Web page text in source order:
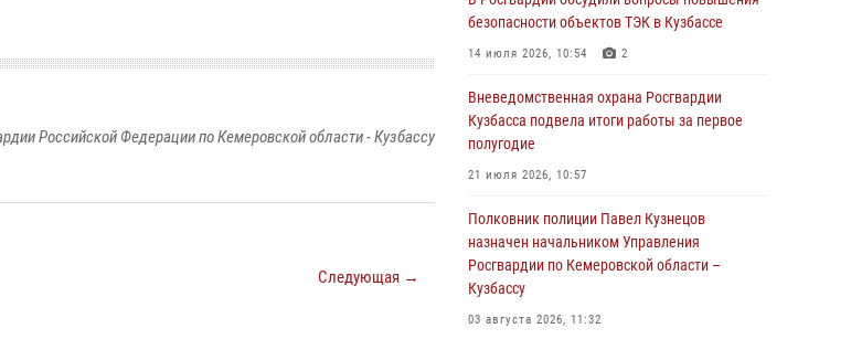
Российской Федерации по Кемеровской области - Кузбассу
Следующая →
медицинском учреждении
05 августа 2026, 09:30
Росгвардейцы задержали участника драки,
причинившего побои оппоненту
05 августа 2026, 08:50
общественного порядка на городском пляже
05 августа 2026, 08:10
Росгвардейцы в Юрге пресекли попытку
проникновения на территорию частного
безопасности объектов ТЭК в Кузбассе
14 июля 2026, 10:54 2
Вневедомственная охрана Росгвардии
Кузбасса подвела итоги работы за первое
полугодие
21 июля 2026, 10:57
Полковник полиции Павел Кузнецов
назначен начальником Управления
Росгвардии по Кемеровской области –
Кузбассу
03 августа 2026, 11:32